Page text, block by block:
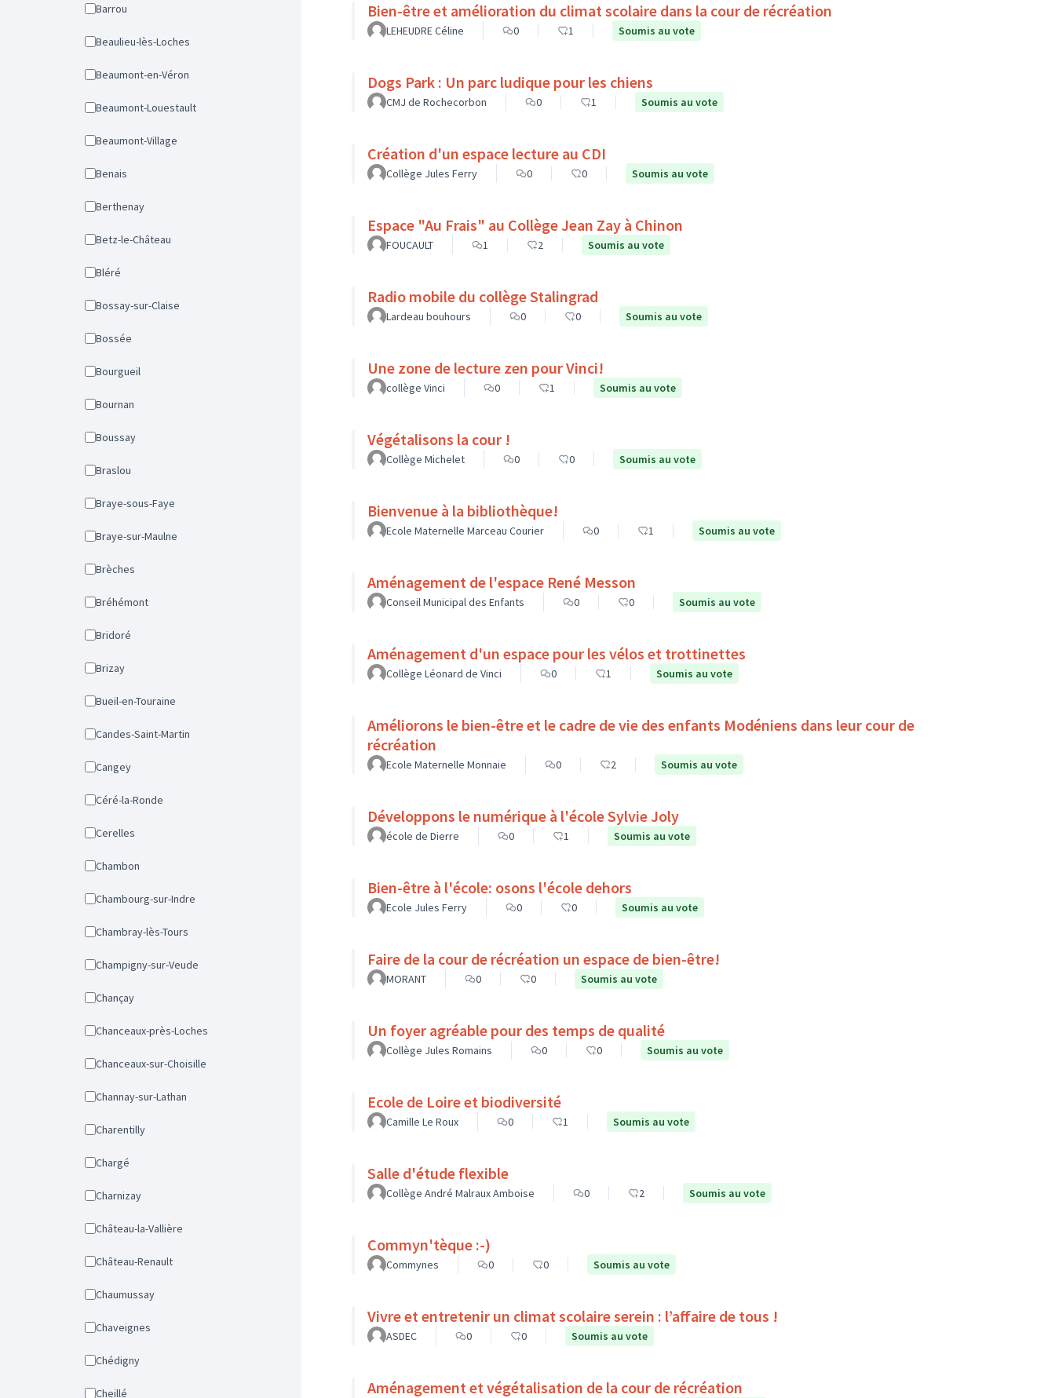
Barrou
Beaulieu-lès-Loches
Beaumont-en-Véron
Beaumont-Louestault
Beaumont-Village
Benais
Berthenay
Betz-le-Château
Bléré
Bossay-sur-Claise
Bossée
Bourgueil
Bournan
Boussay
Braslou
Braye-sous-Faye
Braye-sur-Maulne
Brèches
Bréhémont
Bridoré
Brizay
Bueil-en-Touraine
Candes-Saint-Martin
Cangey
Céré-la-Ronde
Cerelles
Chambon
Chambourg-sur-Indre
Chambray-lès-Tours
Champigny-sur-Veude
Chançay
Chanceaux-près-Loches
Chanceaux-sur-Choisille
Channay-sur-Lathan
Charentilly
Chargé
Charnizay
Château-la-Vallière
Château-Renault
Chaumussay
Chaveignes
Chédigny
Cheillé
Bien-être et amélioration du climat scolaire dans la cour de récréation
LEHEUDRE Céline 0 1 Soumis au vote
Dogs Park : Un parc ludique pour les chiens
CMJ de Rochecorbon 0 1 Soumis au vote
Création d'un espace lecture au CDI
Collège Jules Ferry 0 0 Soumis au vote
Espace "Au Frais" au Collège Jean Zay à Chinon
FOUCAULT 1 2 Soumis au vote
Radio mobile du collège Stalingrad
Lardeau bouhours 0 0 Soumis au vote
Une zone de lecture zen pour Vinci!
collège Vinci 0 1 Soumis au vote
Végétalisons la cour !
Collège Michelet 0 0 Soumis au vote
Bienvenue à la bibliothèque!
Ecole Maternelle Marceau Courier 0 1 Soumis au vote
Aménagement de l'espace René Messon
Conseil Municipal des Enfants 0 0 Soumis au vote
Aménagement d'un espace pour les vélos et trottinettes
Collège Léonard de Vinci 0 1 Soumis au vote
Améliorons le bien-être et le cadre de vie des enfants Modéniens dans leur cour de
récréation
Ecole Maternelle Monnaie 0 2 Soumis au vote
Développons le numérique à l'école Sylvie Joly
école de Dierre 0 1 Soumis au vote
Bien-être à l'école: osons l'école dehors
Ecole Jules Ferry 0 0 Soumis au vote
Faire de la cour de récréation un espace de bien-être!
MORANT 0 0 Soumis au vote
Un foyer agréable pour des temps de qualité
Collège Jules Romains 0 0 Soumis au vote
Ecole de Loire et biodiversité
Camille Le Roux 0 1 Soumis au vote
Salle d'étude flexible
Collège André Malraux Amboise 0 2 Soumis au vote
Commyn'tèque :-)
Commynes 0 0 Soumis au vote
Vivre et entretenir un climat scolaire serein : l’affaire de tous !
ASDEC 0 0 Soumis au vote
Aménagement et végétalisation de la cour de récréation